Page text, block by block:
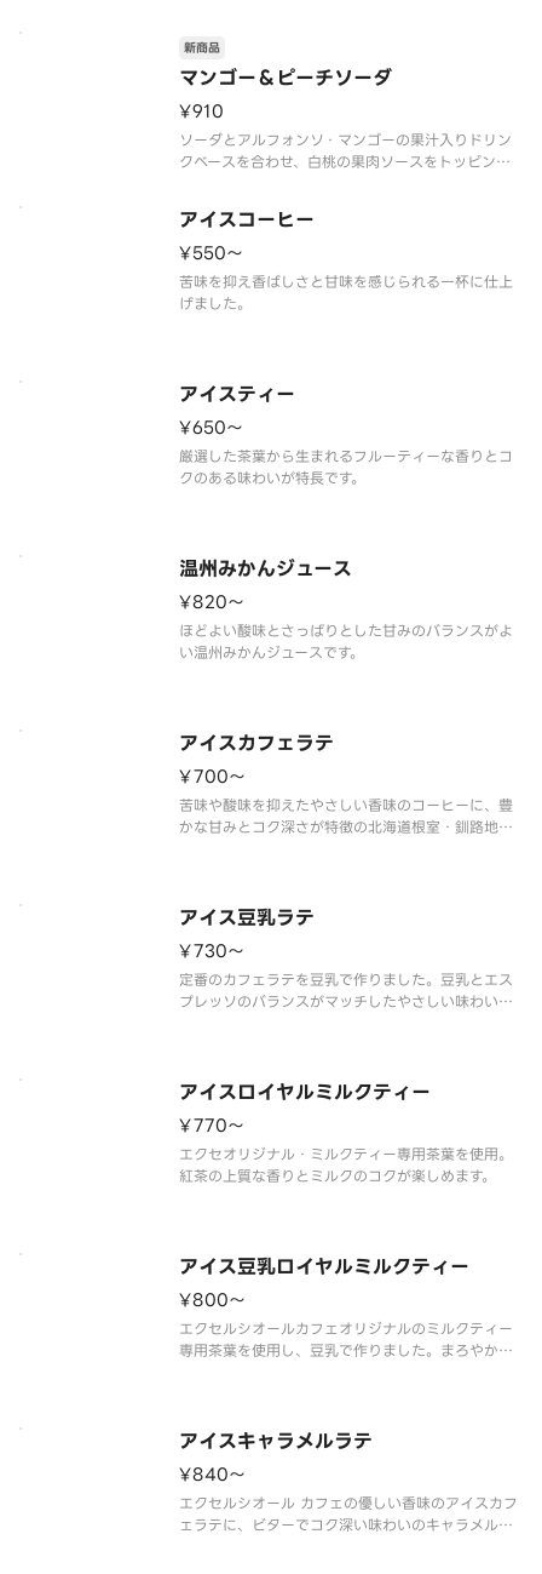
ンゴーの王様」と呼ばれるインド産のアルフォンソ
種マンゴーの甘い香り・酸味が引き
マンゴー＆ピーチソーダ
新商品
¥910
ソーダとアルフォンソ・マンゴーの果汁入りドリン
クベースを合わせ、白桃の果肉ソースをトッピング
飲み口に、「マンゴーの王様」と呼ばれるインド産
のアルフォンソ種マンゴーの甘い香り・酸味がバラ
ンスよく味わえます。白桃の芳醇
アイスコーヒー
¥550〜
苦味を抑え香ばしさと甘味を感じられる一杯に仕上
げました。
アイスティー
¥650〜
厳選した茶葉から生まれるフルーティーな香りとコ
クのある味わいが特長です。
温州みかんジュース
¥820〜
ほどよい酸味とさっぱりとした甘みのバランスがよ
アイスカフェラテ
¥700〜
苦味や酸味を抑えたやさしい香味のコーヒーに、豊
かな甘みとコク深さが特徴の北海道根室・釧路地区
アイス豆乳ラテ
¥730〜
定番のカフェラテを豆乳で作りました。豆乳とエス
プレッソのバランスがマッチしたやさしい味わいの
アイスロイヤルミルクティー
¥770〜
エクセオリジナル・ミルクティー専用茶葉を使用。
紅茶の上質な香りとミルクのコクが楽しめます。
アイス豆乳ロイヤルミルクティー
¥800〜
エクセルシオールカフェオリジナルのミルクティー
専用茶葉を使用し、豆乳で作りました。まろやかな
アイスキャラメルラテ
¥840〜
エクセルシオール カフェの優しい香味のアイスカフ
ェラテに、ビターでコク深い味わいのキャラメルソ